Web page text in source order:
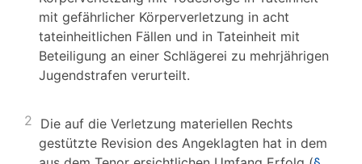
mit gefährlicher Körperverletzung in acht
tateinheitlichen Fällen und in Tateinheit mit
Beteiligung an einer Schlägerei zu mehrjährigen
Jugendstrafen verurteilt.
2 Die auf die Verletzung materiellen Rechts
gestützte Revision des Angeklagten hat in dem